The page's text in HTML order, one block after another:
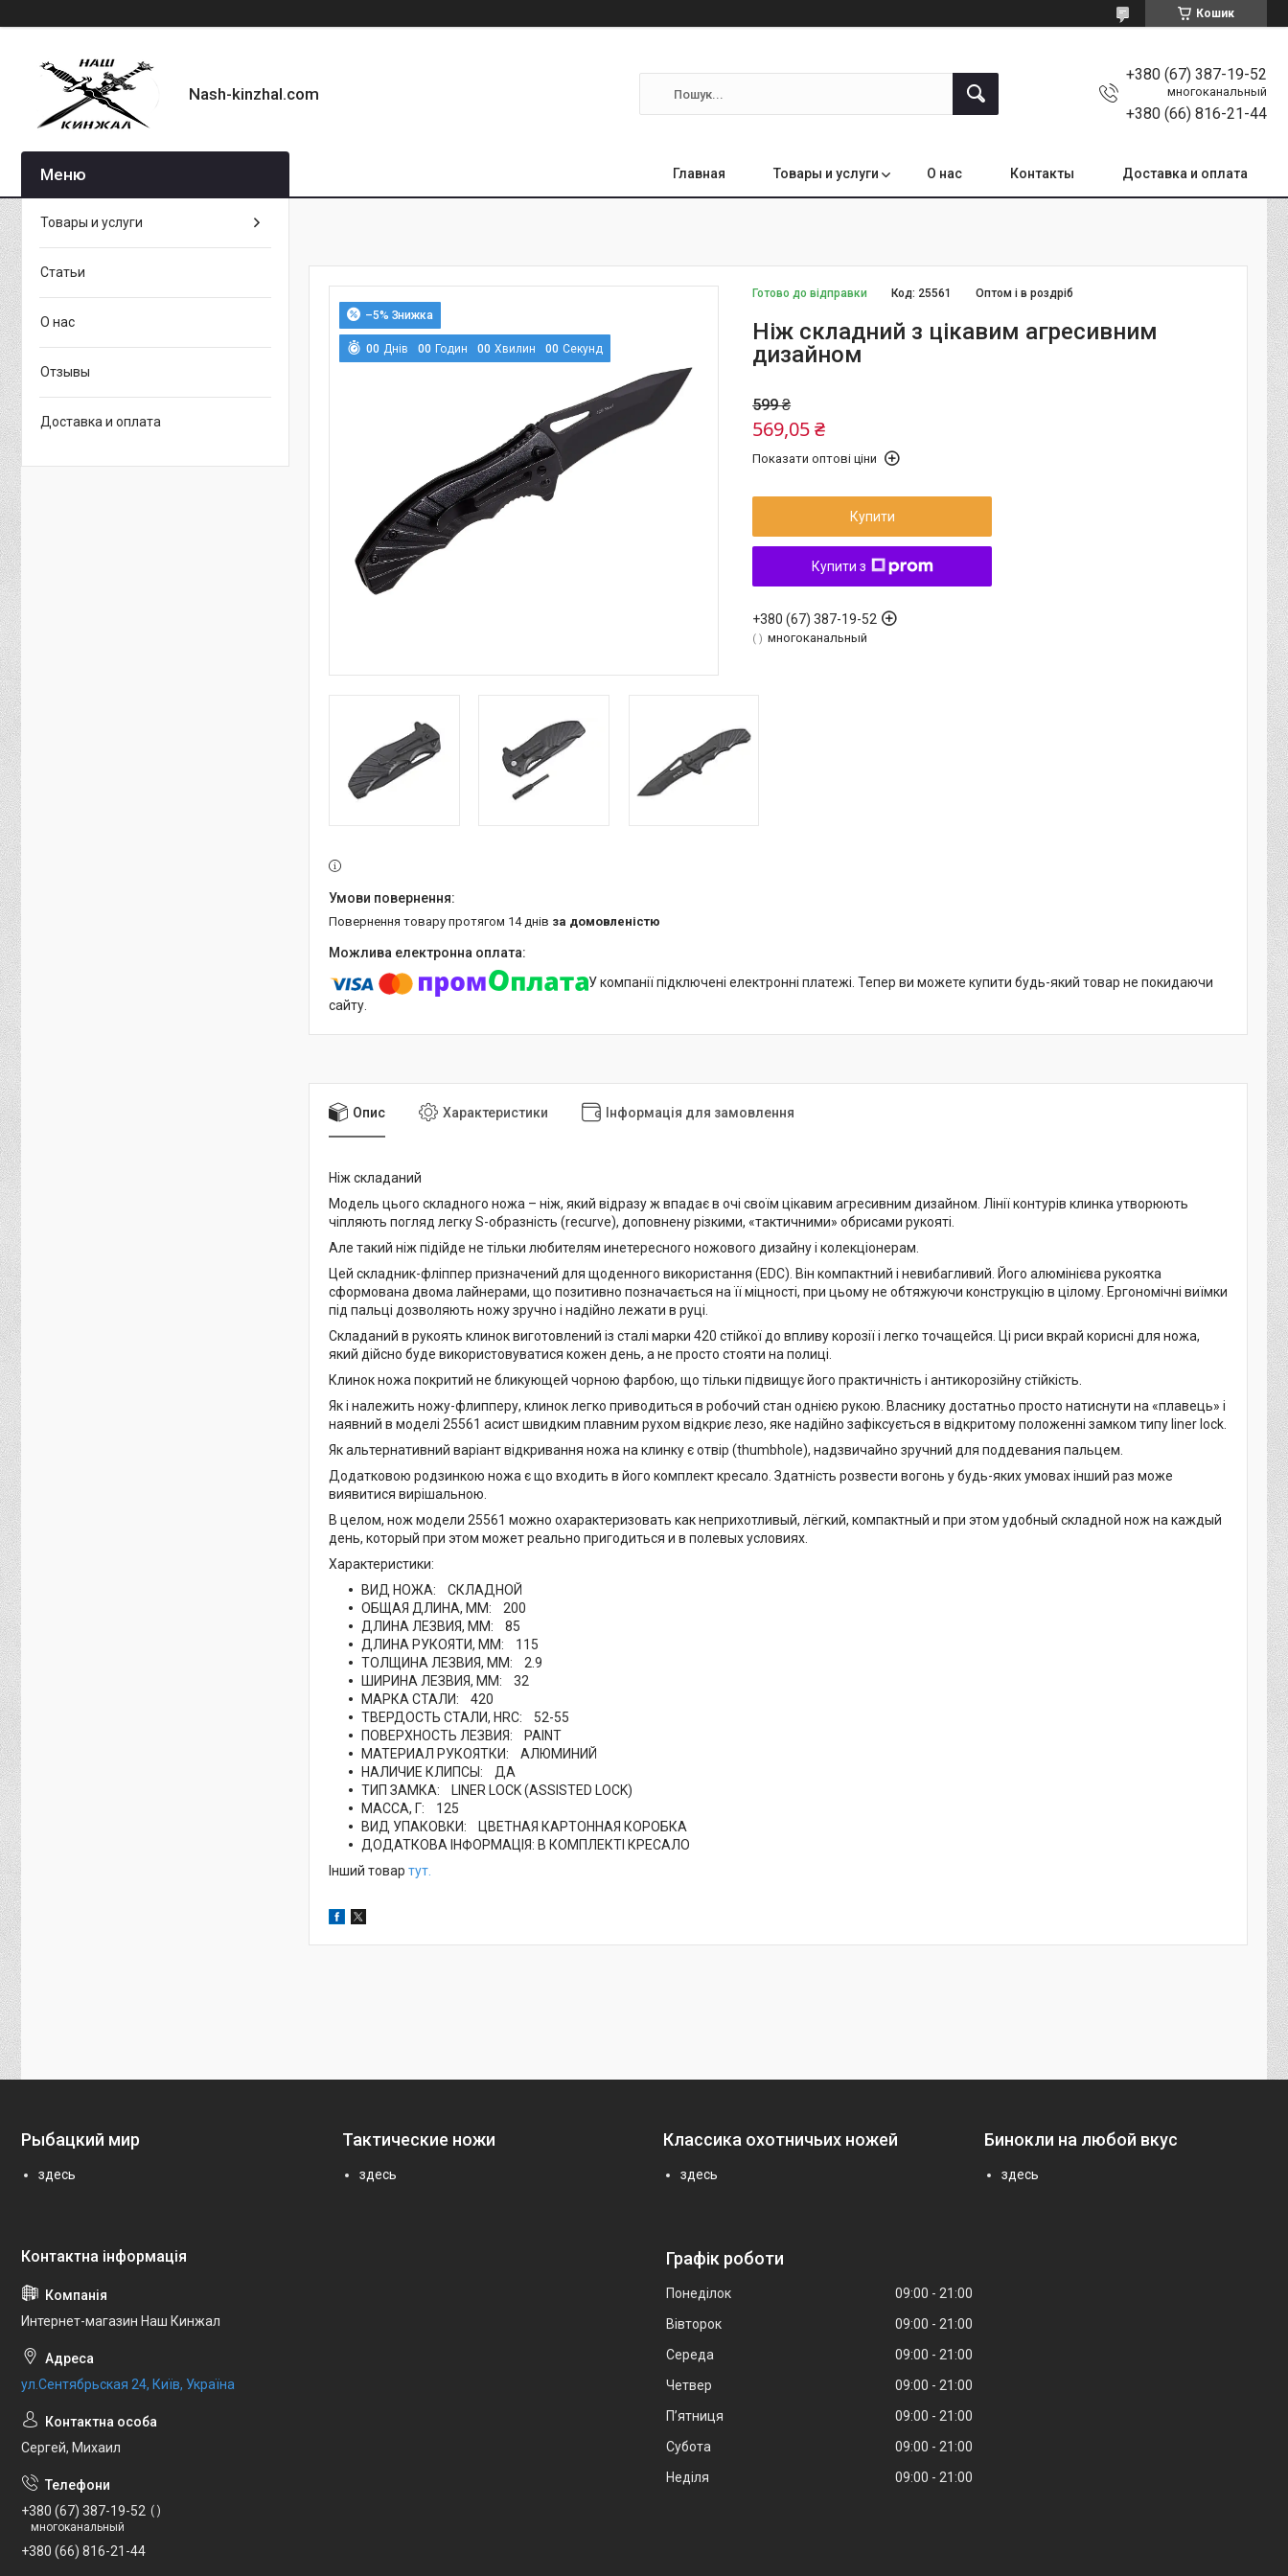
Кошик
Nash-kinzhal.com
+380 (67) 387-19-52
многоканальный
+380 (66) 816-21-44
Главная Товары и услуги О нас Контакты Доставка и оплата
–5%
00 Днів 00 Годин 00 Хвилин 00 Секунд
Готово до відправки Оптом і в роздріб
Код: 25561
Ніж складний з цікавим агресивним
дизайном
599 ₴
569,05 ₴
Показати оптові ціни
Купити
Купити з
+380 (67) 387-19-52
многоканальный
повернення товару протягом 14 днів за домовленістю
У компанії підключені електронні платежі. Тепер ви можете купити будь-який товар не покидаючи
сайту.
Опис Характеристики Інформація для замовлення
Ніж складаний
Модель цього складного ножа – ніж, який відразу ж впадає в очі своїм цікавим агресивним дизайном. Лінії контурів клинка утворюють
чіпляють погляд легку S-образність (recurve), доповнену різкими, «тактичними» обрисами рукояті.
Але такий ніж підійде не тільки любителям инетересного ножового дизайну і колекціонерам.
Цей складник-фліппер призначений для щоденного використання (EDC). Він компактний і невибагливий. Його алюмінієва рукоятка
сформована двома лайнерами, що позитивно позначається на її міцності, при цьому не обтяжуючи конструкцію в цілому. Ергономічні виїмки
під пальці дозволяють ножу зручно і надійно лежати в руці.
Складаний в рукоять клинок виготовлений із сталі марки 420 стійкої до впливу корозії і легко точащейся. Ці риси вкрай корисні для ножа,
який дійсно буде використовуватися кожен день, а не просто стояти на полиці.
Клинок ножа покритий не бликующей чорною фарбою, що тільки підвищує його практичність і антикорозійну стійкість.
Як і належить ножу-флипперу, клинок легко приводиться в робочий стан однією рукою. Власнику достатньо просто натиснути на «плавець» і
наявний в моделі 25561 асист швидким плавним рухом відкриє лезо, яке надійно зафіксується в відкритому положенні замком типу liner lock.
Як альтернативний варіант відкривання ножа на клинку є отвір (thumbhole), надзвичайно зручний для поддевания пальцем.
Додатковою родзинкою ножа є що входить в його комплект кресало. Здатність розвести вогонь у будь-яких умовах інший раз може
виявитися вирішальною.
В целом, нож модели 25561 можно охарактеризовать как неприхотливый, лёгкий, компактный и при этом удобный складной нож на каждый
день, который при этом может реально пригодиться и в полевых условиях.
Характеристики:
ВИД НОЖА: СКЛАДНОЙ
ОБЩАЯ ДЛИНА, ММ: 200
ДЛИНА ЛЕЗВИЯ, ММ: 85
ДЛИНА РУКОЯТИ, ММ: 115
ТОЛЩИНА ЛЕЗВИЯ, ММ: 2.9
ШИРИНА ЛЕЗВИЯ, ММ: 32
МАРКА СТАЛИ: 420
ТВЕРДОСТЬ СТАЛИ, HRC: 52-55
ПОВЕРХНОСТЬ ЛЕЗВИЯ: PAINT
МАТЕРИАЛ РУКОЯТКИ: АЛЮМИНИЙ
НАЛИЧИЕ КЛИПСЫ: ДА
ТИП ЗАМКА: LINER LOCK (ASSISTED LOCK)
МАССА, Г: 125
ВИД УПАКОВКИ: ЦВЕТНАЯ КАРТОННАЯ КОРОБКА
ДОДАТКОВА ІНФОРМАЦІЯ: В КОМПЛЕКТІ КРЕСАЛО
Інший товар тут.
Товары и услуги
Статьи
О нас
Отзывы
Доставка и оплата
Рыбацкий мир
здесь
Тактические ножи
здесь
Классика охотничьих ножей
здесь
Бинокли на любой вкус
здесь
Интернет-магазин Наш Кинжал
ул.Сентябрьская 24, Київ, Україна
Сергей, Михаил
+380 (67) 387-19-52
многоканальный
+380 (66) 816-21-44
Графік роботи
Понеділок 09:00
21:00
Вівторок
09:00
21:00
Середа
09:00
21:00
Четвер
09:00
21:00
Пʼятниця
09:00
21:00
Субота
09:00
21:00
Неділя
09:00 21:00